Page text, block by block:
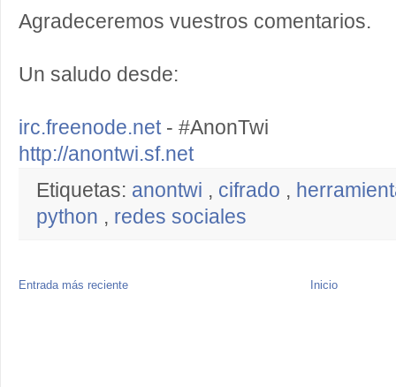
Agradeceremos vuestros comentarios.
Un saludo desde:
irc.freenode.net- #AnonTwi
http://anontwi.sf.net
Etiquetas: anontwi , cifrado ,
python , redes sociales
Entrada más reciente Inicio